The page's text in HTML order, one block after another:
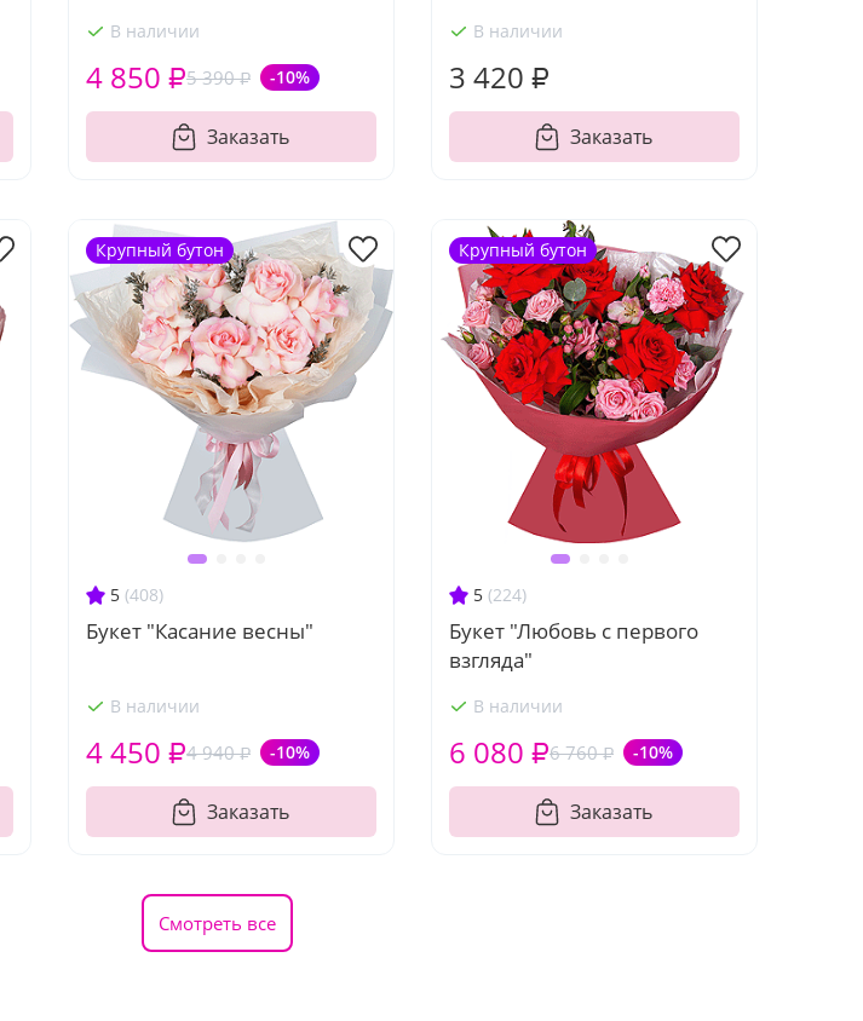
В наличии
5 390 ₽ -10%
4 850 ₽
Заказать
В наличии
3 420 ₽
Заказать
5 (408)
Букет "Касание весны"
В наличии
4 940 ₽ -10%
4 450 ₽
Заказать
Крупный бутон
5 (224)
Букет "Любовь с первого
взгляда"
В наличии
6 760 ₽ -10%
6 080 ₽
Заказать
Крупный бутон
Смотреть все